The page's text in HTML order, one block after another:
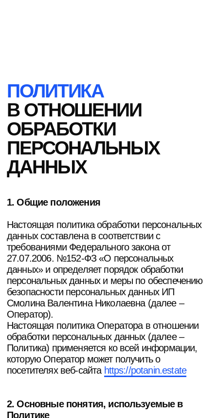
ОБРАБОТКИ
ПЕРСОНАЛЬНЫХ
ДАННЫХ
1. Общие положения
Настоящая политика обработки персональных
данных составлена в соответствии с
требованиями Федерального закона от
персональных данных и меры по обеспечению
безопасности персональных данных ИП
Оператор).
Настоящая политика Оператора в отношении
обработки персональных данных (далее –
Политика) применяется ко всей информации,
которую Оператор может получить о
https://potanin.estate
2. Основные понятия, используемые в
Политике
Автоматизированная обработка персональных
данных – обработка персональных данных с
помощью средств вычислительной техники;
Блокирование персональных данных –
временное прекращение обработки
персональных данных (за исключением
случаев, если обработка необходима для
уточнения персональных данных);
Веб-сайт – совокупность графических и
обеспечивающих их доступность в сети
интернет по сетевому адресу